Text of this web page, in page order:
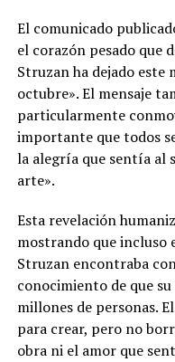
El comunicado
el corazón pesado que
Struzan ha dejado este
octubre». El mensaje
particularmente
importante que todos
la alegría que sentía al
arte».
Esta revelación
mostrando que incluso
Struzan encontraba
conocimiento de que
millones de personas.
para crear, pero no
obra ni el amor que